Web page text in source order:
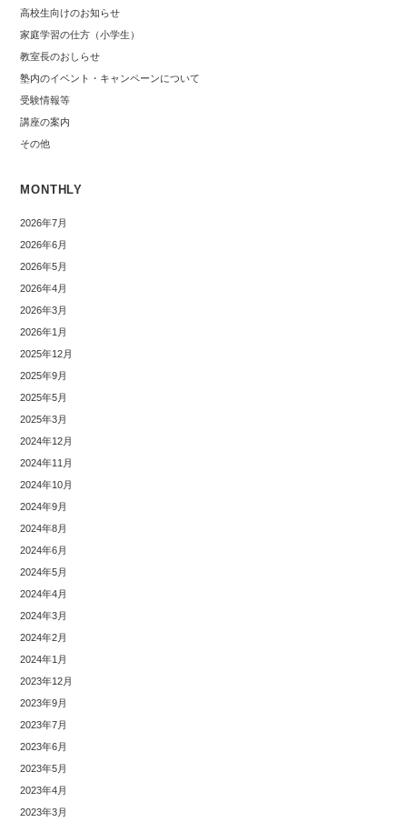
高校生向けのお知らせ
家庭学習の仕方（小学生）
教室長のおしらせ
塾内のイベント・キャンペーンについて
受験情報等
講座の案内
その他
MONTHLY
2026年7月
2026年6月
2026年5月
2026年4月
2026年3月
2026年1月
2025年12月
2025年9月
2025年5月
2025年3月
2024年12月
2024年11月
2024年10月
2024年9月
2024年8月
2024年6月
2024年5月
2024年4月
2024年3月
2024年2月
2024年1月
2023年12月
2023年9月
2023年7月
2023年6月
2023年5月
2023年4月
2023年3月